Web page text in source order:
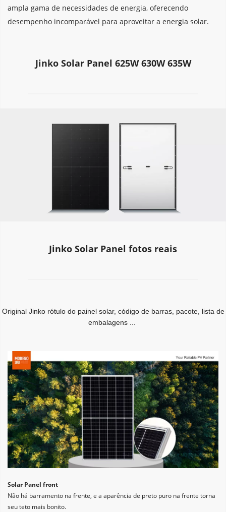
ampla gama de necessidades de energia, oferecendo
desempenho incomparável para aproveitar a energia solar.
Jinko Solar Panel 625W 630W 635W
Jinko Solar Panel fotos reais
Original Jinko rótulo do painel solar, código de barras, pacote, lista de
embalagens ...
Solar Panel front
Não há barramento na frente, e a aparência de preto puro na frente torna
seu teto mais bonito.